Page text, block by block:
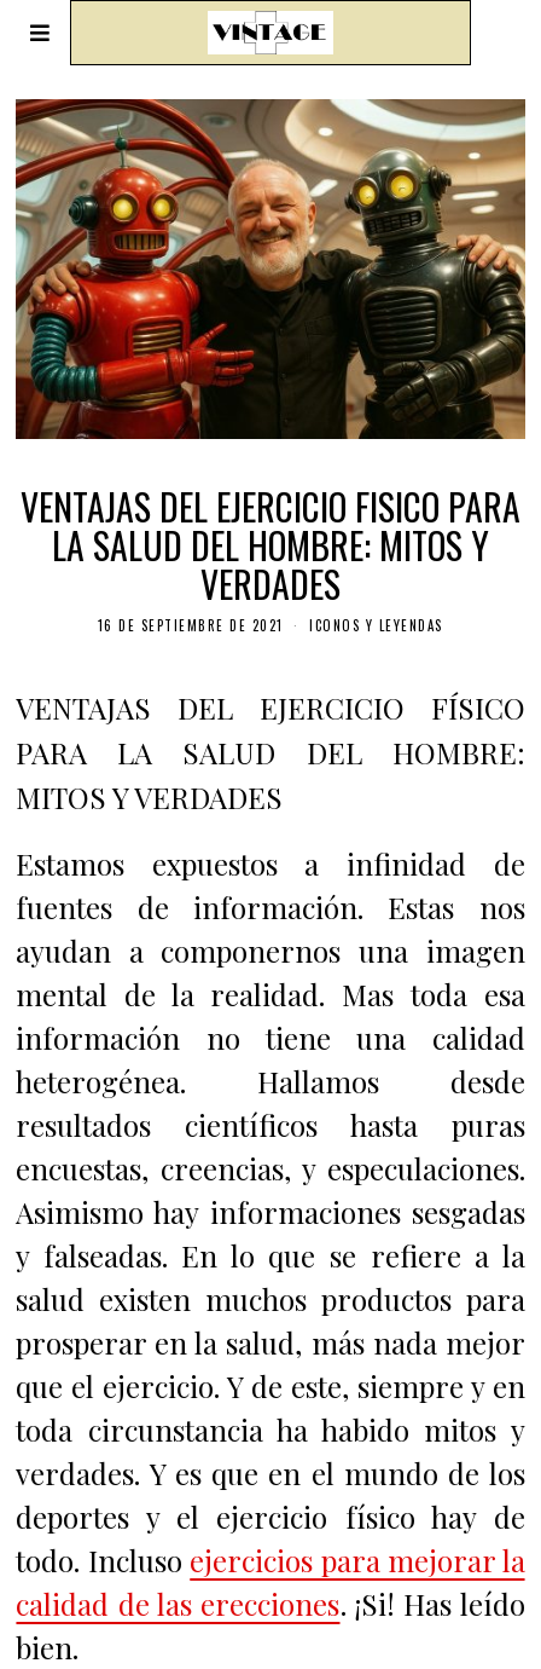
VENTAJAS DEL EJERCICIO FISICO PARA
LA SALUD DEL HOMBRE: MITOS Y
VERDADES
16 DE SEPTIEMBRE DE 2021 ICONOS Y LEYENDAS
VENTAJAS DEL EJERCICIO FÍSICO
PARA LA SALUD DEL HOMBRE:
MITOS Y VERDADES
Estamos expuestos a infinidad de
fuentes de información. Estas nos
ayudan a componernos una imagen
mental de la realidad. Mas toda esa
información no tiene una calidad
heterogénea. Hallamos desde
resultados científicos hasta puras
encuestas, creencias, y especulaciones.
Asimismo hay informaciones sesgadas
y falseadas. En lo que se refiere a la
salud existen muchos productos para
prosperar en la salud, más nada mejor
que el ejercicio. Y de este, siempre y en
toda circunstancia ha habido mitos y
verdades. Y es que en el mundo de los
deportes y el ejercicio físico hay de
todo. Incluso ejercicios para mejorar la
calidad de las erecciones. ¡Si! Has leído
bien.